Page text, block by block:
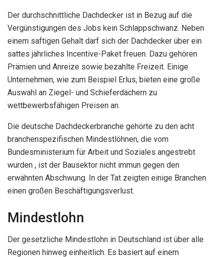
Der durchschnittliche Dachdecker ist in Bezug auf die
Vergünstigungen des Jobs kein Schlappschwanz. Neben
einem saftigen Gehalt darf sich der Dachdecker über ein
sattes jährliches Incentive-Paket freuen. Dazu gehören
Prämien und Anreize sowie bezahlte Freizeit. Einige
Unternehmen, wie zum Beispiel Erlus, bieten eine große
Auswahl an Ziegel- und Schieferdächern zu
wettbewerbsfähigen Preisen an.
Die deutsche Dachdeckerbranche gehörte zu den acht
branchenspezifischen Mindestlöhnen, die vom
Bundesministerium für Arbeit und Soziales angestrebt
wurden , ist der Bausektor nicht immun gegen den
erwähnten Abschwung. In der Tat zeigten einige Branchen
einen großen Beschäftigungsverlust.
Mindestlohn
Der gesetzliche Mindestlohn in Deutschland ist über alle
Regionen hinweg einheitlich. Es basiert auf einem